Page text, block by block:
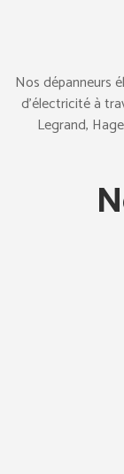
Nos dépanneurs
d’électricité à
Legrand,